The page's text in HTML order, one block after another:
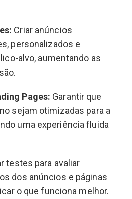
Criar anúncios
personalizados e
alvo, aumentando as
Pages: Garantir que
sejam otimizadas para a
uma experiência fluida
testes para avaliar
dos anúncios e páginas
o que funciona melhor.